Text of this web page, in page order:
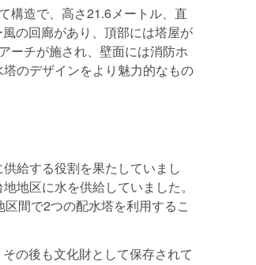
構造で、高さ21.6メートル、直
の回廊があり、頂部には塔屋が
ーチが施され、壁面には消防ホ
のデザインをより魅力的なもの
給する役割を果たしていまし
地区に水を供給していました。
間で2つの配水塔を利用するこ
の後も文化財として保存されて